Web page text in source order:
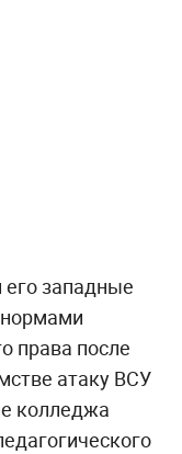
западные
права после
атаку ВСУ
колледжа